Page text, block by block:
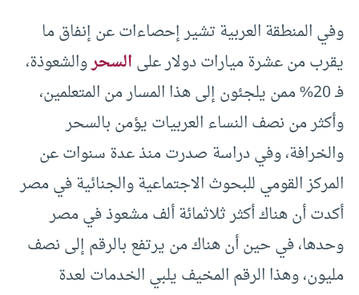
وفي المنطقة العربية تشير إحصاءات عن إنفاق ما
يقرب من عشرة ميارات دولار علىالسحروالشعوذة،
فـ 20% ممن يلجئون إلى هذا المسار من المتعلمين،
وأكثر من نصف النساء العربيات يؤمن بالسحر
والخرافة، وفي دراسة صدرت منذ عدة سنوات عن
المركز القومي للبحوث الاجتماعية والجنائية في مصر
أكدت أن هناك أكثر ثلاثمائة ألف مشعوذ في مصر
وحدها، في حين أن هناك من يرتفع بالرقم إلى نصف
مليون، وهذا الرقم المخيف يلبي الخدمات لعدة